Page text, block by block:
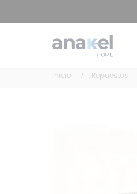
Inicio Repuestos